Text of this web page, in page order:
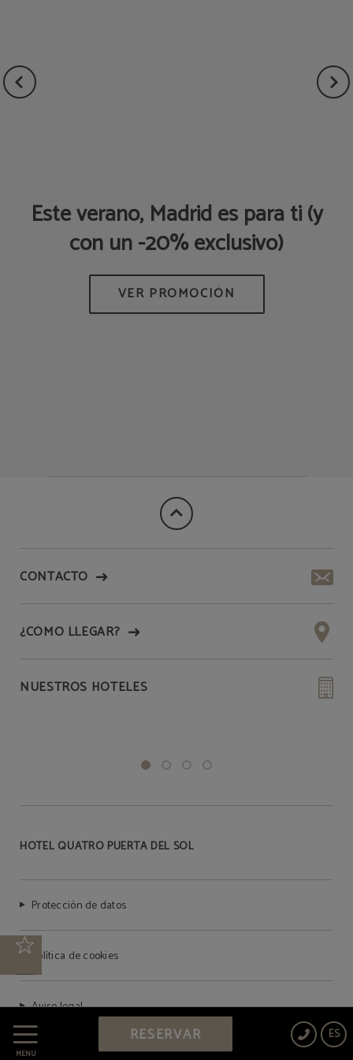
MENÚ
ES
RESERVAR
Este verano, Madrid es para ti (y
con un -20% exclusivo)
CONTACTO
¿CÓMO LLEGAR?
NUESTROS HOTELES
HOTEL QUATRO PUERTA DEL SOL
Protección de datos
Política de cookies
Aviso legal